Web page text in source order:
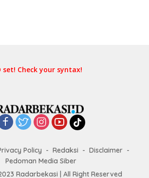
set! Check your syntax!
Policy Redaksi
Disclaimer
Pedoman Media Siber
Radarbekasi | All Right Reserved